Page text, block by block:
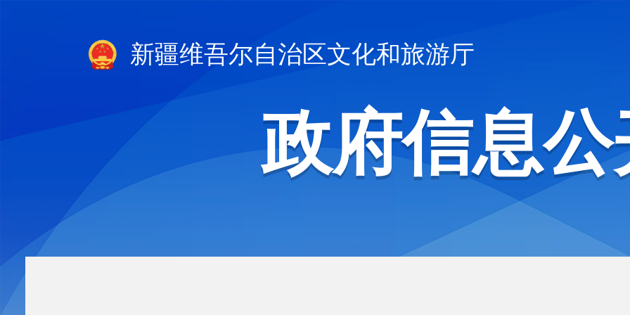
新疆维吾尔自治区文化和旅游厅
政府信息公